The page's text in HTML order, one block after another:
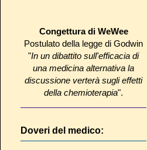
Congettura di WeWee
Postulato della legge di Godwin
"In un dibattito sull'efficacia di
una medicina alternativa la
discussione verterà sugli effetti
della chemioterapia".
Doveri del medico: